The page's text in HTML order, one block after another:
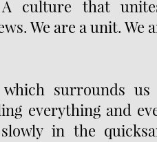
culture that
We are a unit. We
which surrounds
everything and
in the